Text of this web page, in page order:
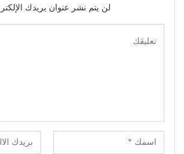
لن يتم نشر عنوان بريدك